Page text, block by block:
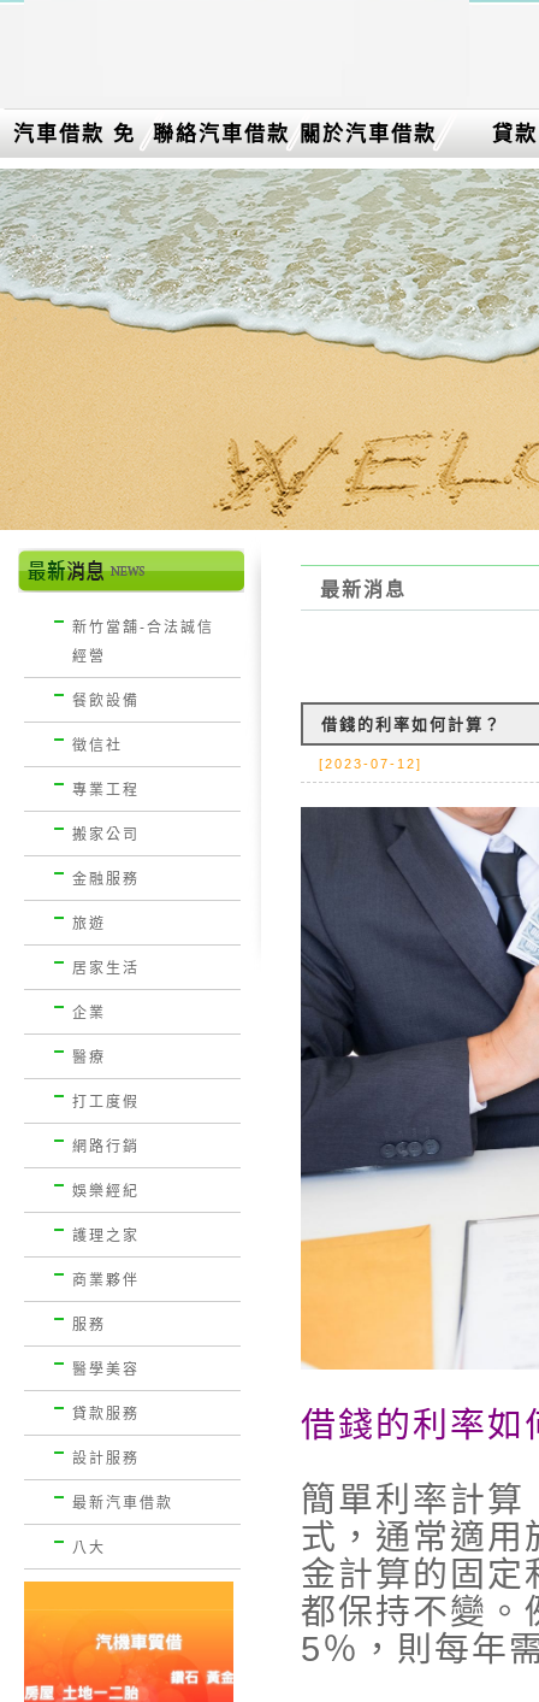
汽車借款 免
留車介紹
聯絡汽車借款 關於汽車借款 貸款
新竹當舖-合法誠信
經營
餐飲設備
徵信社
專業工程
搬家公司
金融服務
旅遊
居家生活
企業
醫療
打工度假
網路行銷
娛樂經紀
護理之家
商業夥伴
服務
醫學美容
貸款服務
設計服務
最新汽車借款
八大
最新消息
借錢的利率如何計算？
[2023-07-12]
借錢的利率如
簡單利率計算
式，通常適用
金計算的固定
都保持不變
5％，則每年